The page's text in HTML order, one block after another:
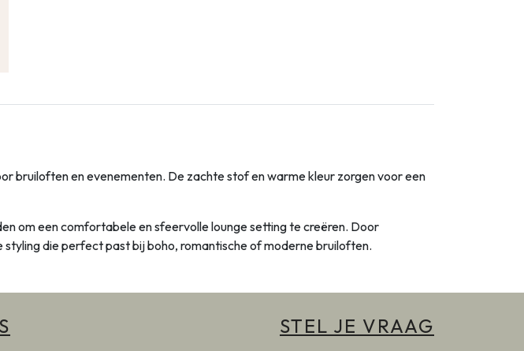
bruiloften en evenementen. De zachte stof en warme kleur zorgen voor een
om een comfortabele en sfeervolle lounge setting te creëren. Door
die perfect past bij boho, romantische of moderne bruiloften.
STEL JE VRAAG